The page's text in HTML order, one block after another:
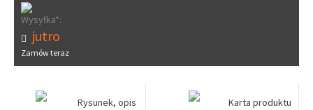
Wysyłka*:
jutro
Zamów teraz
Rysunek, opis Karta produktu